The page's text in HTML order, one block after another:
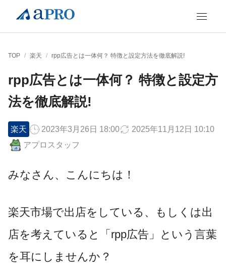
TOP / 楽天 / rpp広告とは一体何？ 特徴と設定方法を徹底解説!
rpp広告とは一体何？ 特徴と設定方
法を徹底解説!
楽天 2023年3月26日 18:00
2025年11月12日 10:10
アプロスタッフ
みなさん、こんにちは！
楽天市場で出店をしている、もしくは出
店を考えていると「 rpp広告」という言葉
を耳にしませんか？